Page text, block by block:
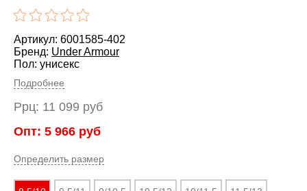
Артикул: 6001585-402
Бренд: Under Armour
Пол: унисекс
Подробнее
Ррц: 11 099 руб
Опт: 5 966 руб
Определить размер